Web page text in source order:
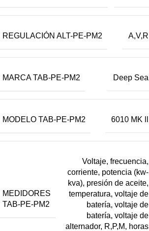
REGULACIÓN ALT-PE-PM2 A,V,R
MARCA TAB-PE-PM2 Deep Sea
MODELO TAB-PE-PM2 6010 MK ll
MEDIDORES
TAB-PE-PM2
Voltaje, frecuencia,
corriente, potencia (kw-
kva), presión de aceite,
temperatura, voltaje de
batería, voltaje de
batería, voltaje de
alternador, R,P,M, horas